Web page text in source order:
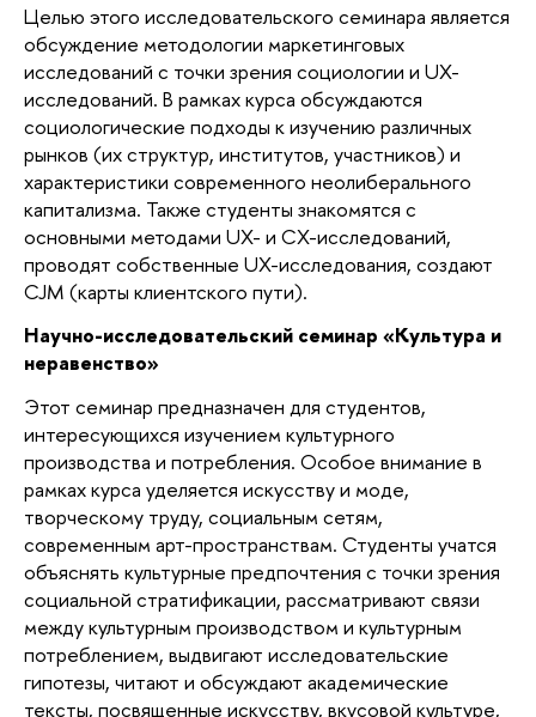
Целью этого исследовательского семинара является
обсуждение методологии маркетинговых
исследований с точки зрения социологии и UX-
исследований. В рамках курса обсуждаются
социологические подходы к изучению различных
рынков (их структур, институтов, участников) и
характеристики современного неолиберального
капитализма. Также студенты знакомятся с
основными методами UX- и CX-исследований,
проводят собственные UX-исследования, создают
CJM (карты клиентского пути).
Научно-исследовательский семинар «Культура и
неравенство»
Этот семинар предназначен для студентов,
интересующихся изучением культурного
производства и потребления. Особое внимание в
рамках курса уделяется искусству и моде,
творческому труду, социальным сетям,
современным арт-пространствам. Студенты учатся
объяснять культурные предпочтения с точки зрения
социальной стратификации, рассматривают связи
между культурным производством и культурным
потреблением, выдвигают исследовательские
гипотезы, читают и обсуждают академические
тексты, посвященные искусству, вкусовой культуре,